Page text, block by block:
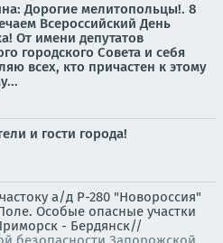
Дорогие мелитопольцы!. 8
Всероссийский День
От имени депутатов
городского Совета и себя
всех, кто причастен к этому
и гости города!
а/д Р-280 "Новороссия"
Особые опасные участки
- Бердянск//